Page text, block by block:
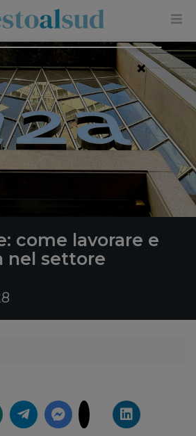
come lavorare e
nel settore
×